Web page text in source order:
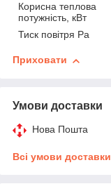
Корисна теплова
потужність, кВт
Тиск повітря Ра
Приховати
Умови доставки
Нова Пошта
Всі умови доставки